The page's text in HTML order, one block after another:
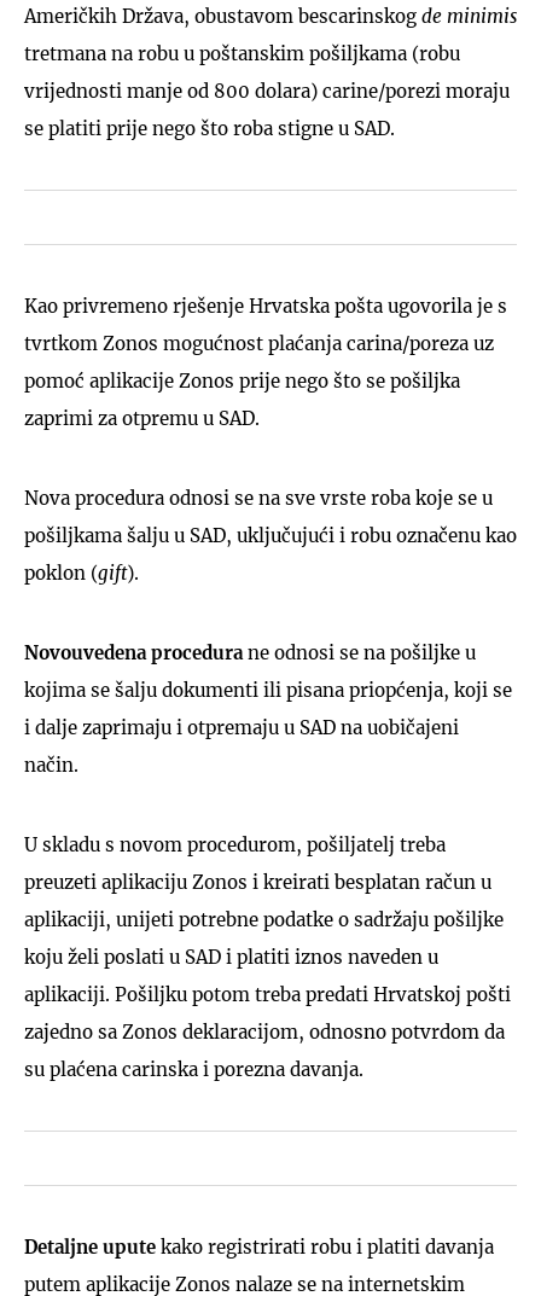
Američkih Država, obustavom bescarinskog de minimis
tretmana na robu u poštanskim pošiljkama (robu
vrijednosti manje od 800 dolara) carine/porezi moraju
se platiti prije nego što roba stigne u SAD.
Kao privremeno rješenje Hrvatska pošta ugovorila je s
tvrtkom Zonos mogućnost plaćanja carina/poreza uz
pomoć aplikacije Zonos prije nego što se pošiljka
zaprimi za otpremu u SAD.
Nova procedura odnosi se na sve vrste roba koje se u
pošiljkama šalju u SAD, uključujući i robu označenu kao
poklon (gift).
Novouvedena procedura ne odnosi se na pošiljke u
kojima se šalju dokumenti ili pisana priopćenja, koji se
i dalje zaprimaju i otpremaju u SAD na uobičajeni
način.
U skladu s novom procedurom, pošiljatelj treba
preuzeti aplikaciju Zonos i kreirati besplatan račun u
aplikaciji, unijeti potrebne podatke o sadržaju pošiljke
koju želi poslati u SAD i platiti iznos naveden u
aplikaciji. Pošiljku potom treba predati Hrvatskoj pošti
zajedno sa Zonos deklaracijom, odnosno potvrdom da
su plaćena carinska i porezna davanja.
Detaljne upute kako registrirati robu i platiti davanja
putem aplikacije Zonos nalaze se na internetskim